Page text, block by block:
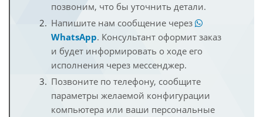
позвоним, что бы уточнить детали.
Напишите нам сообщение через
WhatsApp. Консультант оформит заказ
и будет информировать о ходе его
исполнения через мессенджер.
Позвоните по телефону, сообщите
параметры желаемой конфигурации
компьютера или ваши персональные